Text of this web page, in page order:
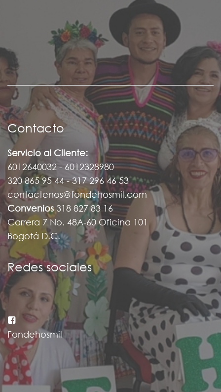
Contacto
Servicio al Cliente:
6012640032 - 6012328980
320 865 95 44 - 317 296 46 53
contactenos@fondehosmil.com
Convenios 318 827 83 16
Carrera 7 No. 48A-60 Oficina 101
Bogotá D.C.
Redes sociales
Fondehosmil